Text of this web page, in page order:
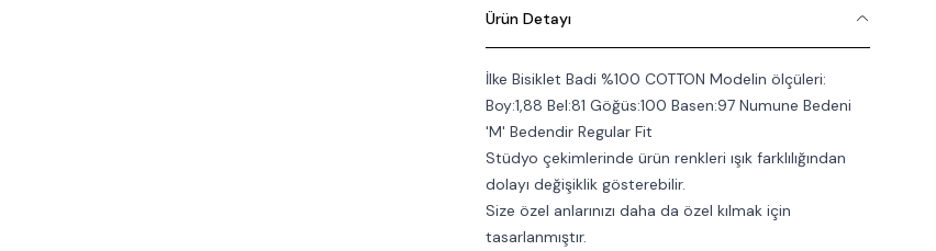
Ürün Detayı
İlke Bisiklet Badi %100 COTTON Modelin ölçüleri:
Boy:1,88 Bel:81 Göğüs:100 Basen:97 Numune Bedeni
'M' Bedendir Regular Fit
Stüdyo çekimlerinde ürün renkleri ışık farklılığından
dolayı değişiklik gösterebilir.
Size özel anlarınızı daha da özel kılmak için
tasarlanmıştır.